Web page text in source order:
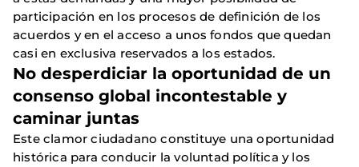
participación en los procesos de definición de los
acuerdos y en el acceso a unos fondos que quedan
casi en exclusiva reservados a los estados.
No desperdiciar la oportunidad de un
consenso global incontestable y
caminar juntas
Este clamor ciudadano constituye una oportunidad
histórica para conducir la voluntad política y los